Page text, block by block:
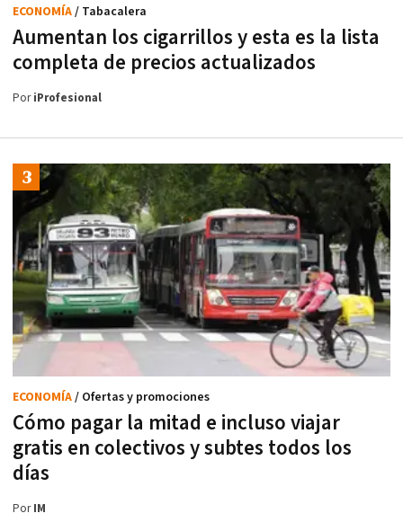
Aumentan los cigarrillos y esta es la lista
completa de precios actualizados
ECONOMÍA/ Tabacalera
PoriProfesional
Cómo pagar la mitad e incluso viajar
gratis en colectivos y subtes todos los
días
ECONOMÍA/ Ofertas y promociones
PorIM